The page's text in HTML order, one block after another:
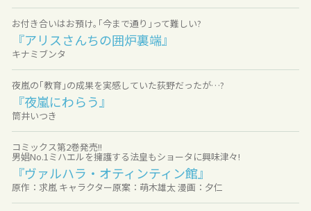
お付き合いはお預け｡｢今まで通り｣って難しい?
『アリスさんちの囲炉裏端』
キナミブンタ
夜嵐の｢教育｣の成果を実感していた荻野だったが…?
『夜嵐にわらう』
筒井いつき
コミックス第2巻発売!!
男娼No.1ミハエルを擁護する法皇もショータに興味津々!
『ヴァルハラ・オティンティン館』
原作：求嵐 キャラクター原案：萌木雄太 漫画：夕仁